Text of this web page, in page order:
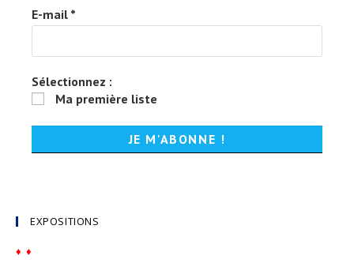
E-mail *
Sélectionnez :
Ma première liste
EXPOSITIONS
♦ ♦